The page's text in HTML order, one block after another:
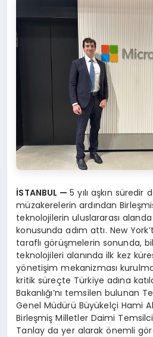
İSTANBUL —5 yılı aşkın süredir
müzakerelerin ardından
teknolojilerin uluslararası
konusunda adım attı. New
taraflı görüşmelerin sonunda,
teknolojileri alanında ilk kez
yönetişim mekanizması
kritik süreçte Türkiye adına
Bakanlığı’nı temsilen bulunan
Genel Müdürü Büyükelçi Hami
Birleşmiş Milletler Daimi
Tanlay da yer alarak önemli